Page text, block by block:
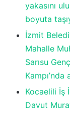
yakasını
boyuta
İzmit
Mahalle
Sarısu
Kampı’nda
Kocaelili İş
Davut